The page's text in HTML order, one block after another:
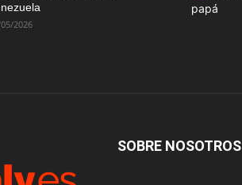
2026
SOBRE NOSOTROS